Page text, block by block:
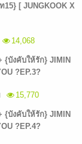
15} [ JUNGKOOK X
14,068
บังคับให้รัก} JIMIN
?EP.3?
15,770
บังคับให้รัก} JIMIN
?EP.4?